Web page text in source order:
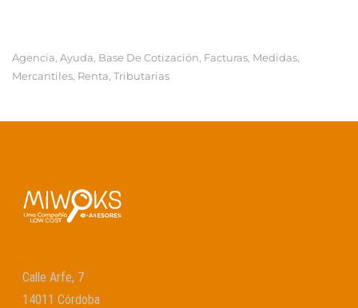
Agencia Ayuda Base De Cotización Facturas Medidas
Mercantiles Renta Tributarias
Calle Arfe, 7
14011 Córdoba